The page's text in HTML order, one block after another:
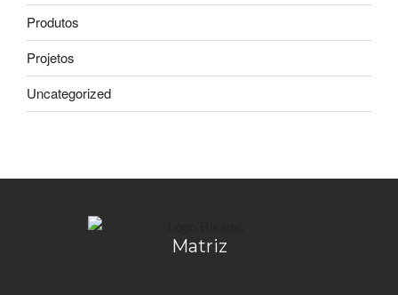
Produtos
Projetos
Uncategorized
Matriz